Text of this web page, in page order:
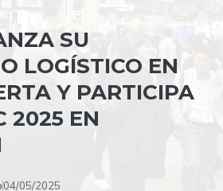
SU
LOGÍSTICO EN
Y PARTICIPA
2025 EN
04/05/2025